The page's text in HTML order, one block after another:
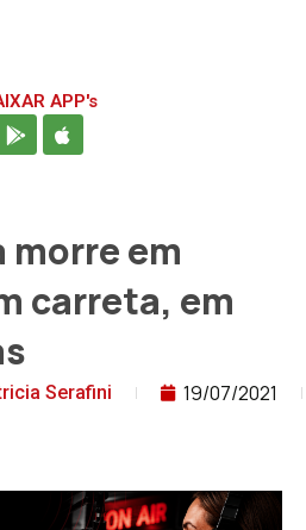
APP's
em
carreta, em
Serafini
19/07/2021